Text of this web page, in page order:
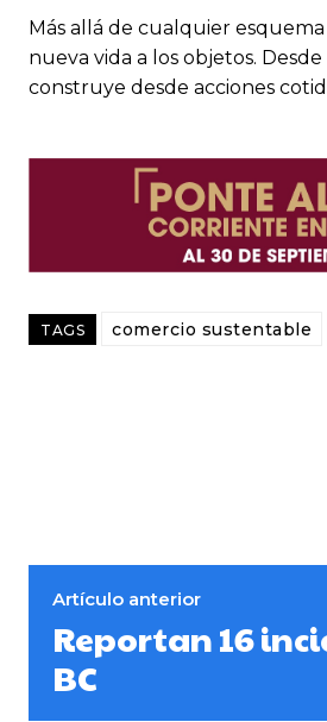
Más allá de cualquier
nueva vida a los objetos.
construye desde acciones
TAGS comercio sustentable
Artículo anterior
Reportan 16
BC